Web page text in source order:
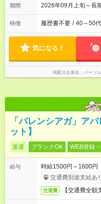
期間 2026年09月上旬～
特徴 履歴書不要 / 40～50
気になる！
掲載元企業名 パーソ
「バレンシアガ」ア
ット】
派遣 ブランクOK WEB登録
給与
時給1500円～1600円
交通費別途支給あ
交通費 【交通費全額